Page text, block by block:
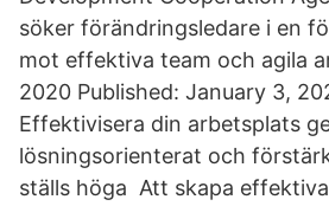
söker förändringsledare i en
mot effektiva team och agila
2020 Published: January 3,
Effektivisera din arbetsplats
lösningsorienterat och
ställs höga Att skapa